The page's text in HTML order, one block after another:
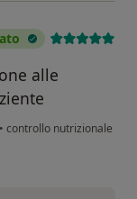
alle
• controllo nutrizionale